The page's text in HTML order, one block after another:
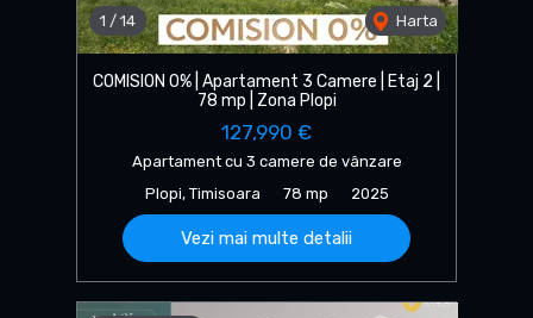
1 / 14 Harta
COMISION 0% | Apartament 3 Camere | Etaj 2 |
78 mp | Zona Plopi
127,990 €
Apartament cu 3 camere de vânzare
Plopi, Timisoara
78 mp 2025
Vezi mai multe detalii